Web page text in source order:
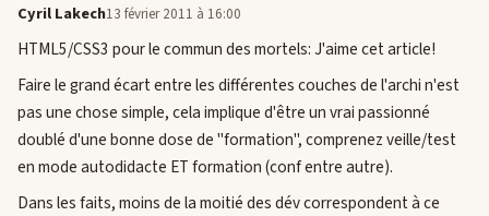
Cyril Lakech13 février 2011 à 16:00
HTML5/CSS3 pour le commun des mortels: J'aime cet article!
Faire le grand écart entre les différentes couches de l'archi n'est
pas une chose simple, cela implique d'être un vrai passionné
doublé d'une bonne dose de "formation", comprenez veille/test
en mode autodidacte ET formation (conf entre autre).
Dans les faits, moins de la moitié des dév correspondent à ce